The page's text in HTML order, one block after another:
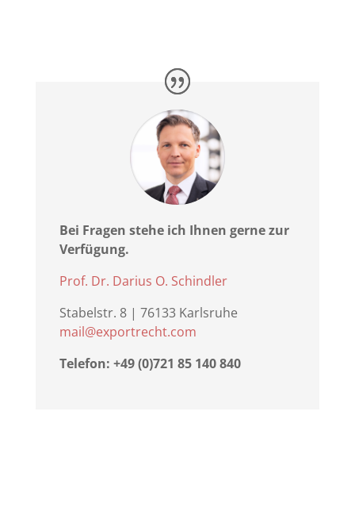
Bei Fragen stehe ich Ihnen gerne zur
Verfügung.
Prof. Dr. Darius O. Schindler
Stabelstr. 8 | 76133 Karlsruhe
mail@exportrecht.com
Telefon: +49 (0)721 85 140 840